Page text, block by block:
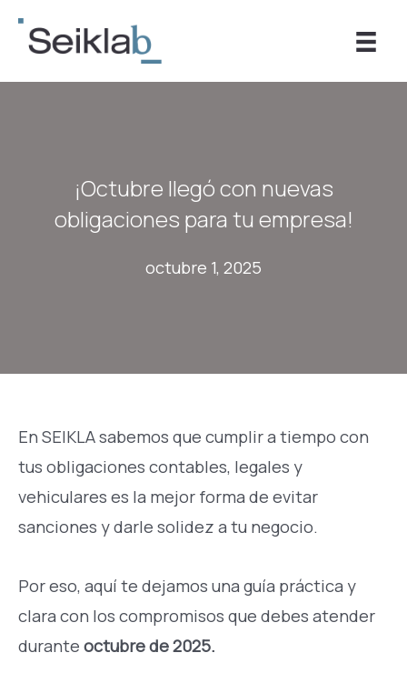
¡Octubre llegó con nuevas
obligaciones para tu empresa!
octubre 1, 2025
En SEIKLA sabemos que cumplir a tiempo con
tus obligaciones contables, legales y
vehiculares es la mejor forma de evitar
sanciones y darle solidez a tu negocio.
Por eso, aquí te dejamos una guía práctica y
clara con los compromisos que debes atender
durante octubre de 2025.